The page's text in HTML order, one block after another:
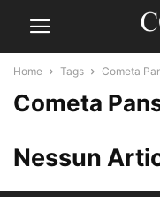
Home Tags Cometa
Cometa
Nessun